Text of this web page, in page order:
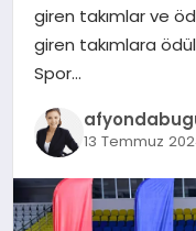
MAGAZIN
SAĞLIK
SIYASET
giren takımlar ve
giren takımlara
Spor…
13 Temmuz